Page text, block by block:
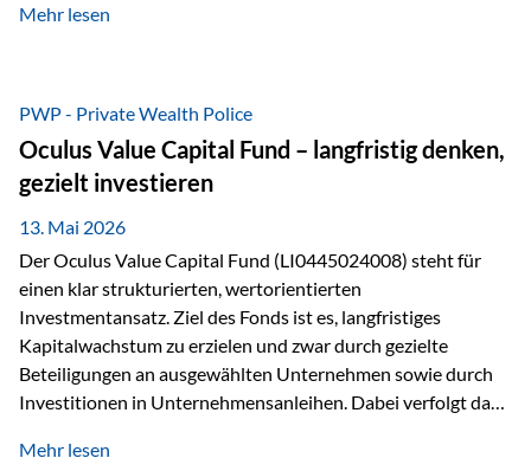
Faktoren für Investoren – begrenztes Angebot und
klassischer „Sicherheitsanker“ gilt, bieten Silber, Platin und
Palladium zusätzlich die Chance, von technologischen
Entwicklungen zu profitieren. Die Nachfrage entsteht nicht
nur durch Anleger, sondern vor allem durch die Industrie.
Gerade in…
Mehr lesen
PWP - Private Wealth Police
Oculus Value Capital Fund – langfristig denken,
gezielt investieren
13. Mai 2026
Der Oculus Value Capital Fund (LI0445024008) steht für
einen klar strukturierten, wertorientierten
Investmentansatz. Ziel des Fonds ist es, langfristiges
Kapitalwachstum zu erzielen und zwar durch gezielte
Beteiligungen an ausgewählten Unternehmen sowie durch
Investitionen in Unternehmensanleihen. Dabei verfolgt das
Marktbewegungen stehen im Fokus, sondern die
Mehr lesen